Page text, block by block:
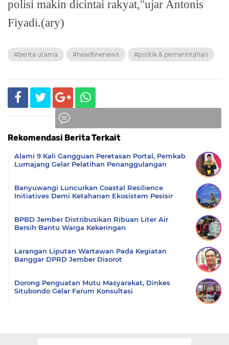
polisi makin dicintai rakyat,"ujar Antonis
Fiyadi.(ary)
#berita utama #headlinenews #politik & pemerintahan
Rekomendasi Berita Terkait
Alami 9 Kali Gangguan Peretasan Portal, Pemkab
Lumajang Gelar Pelatihan Penanggulangan
Banyuwangi Luncurkan Coastal Resilience
Initiatives Demi Ketahanan Ekosistem Pesisir
BPBD Jember Distribusikan Ribuan Liter Air
Bersih Bantu Warga Kekeringan
Larangan Liputan Wartawan Pada Kegiatan
Banggar DPRD Jember Disorot
Dorong Penguatan Mutu Masyarakat, Dinkes
Situbondo Gelar Farum Konsultasi